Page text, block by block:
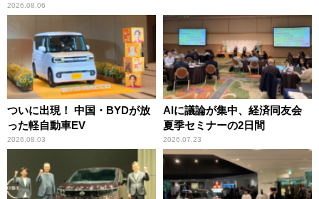
2026.08.06
ついに出現！ 中国・BYDが放
った軽自動車EV
2026.08.03
AIに議論が集中、経済同友会
夏季セミナーの2日間
2026.07.23